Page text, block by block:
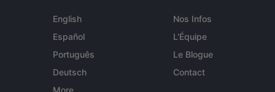
English
Español
Português
Deutsch
More...
Nos Infos
L'Équipe
Le Blogue
Contact